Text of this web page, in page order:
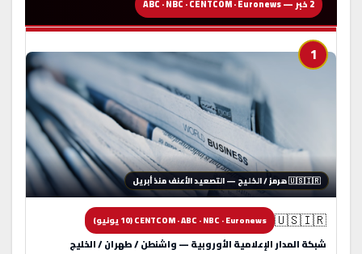
1 🔴 عاجل الليلة
🇺🇸🇮🇷 هرمز / الخليج — التصعيد الأعنف منذ أبريل
🇺🇸🇮🇷 CENTCOM · ABC · NBC · Euronews (10 يونيو)
شبكة المدار الإعلامية الأوروبية — واشنطن / طهران / الخليج